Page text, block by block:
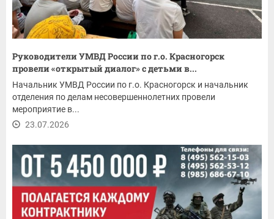
Руководители УМВД России по г.о. Красногорск
провели «открытый диалог» с детьми в...
Начальник УМВД России по г.о. Красногорск и начальник
отделения по делам несовершеннолетних провели
мероприятие в...
23.07.2026